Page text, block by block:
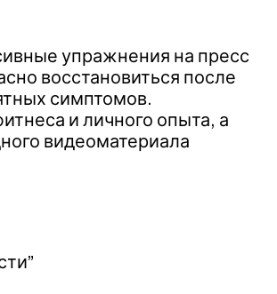
упражнения на пресс
восстановиться после
симптомов.
и личного опыта, а
видеоматериала